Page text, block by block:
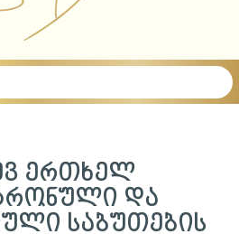
ერთხელ
და
საბუთების